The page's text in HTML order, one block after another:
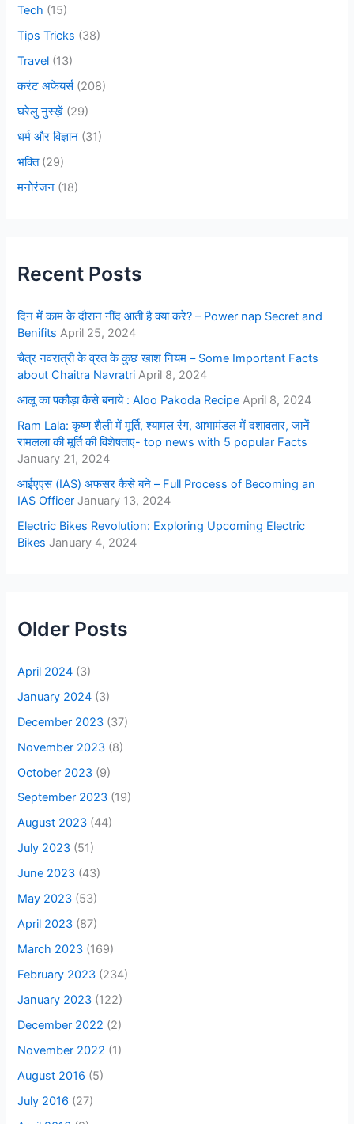
Tech (15)
Tips Tricks (38)
Travel (13)
करंट अफेयर्स(208)
घरेलु नुस्ख़ें (29)
धर्म और विज्ञान (31)
भक्ति(29)
मनोरंजन (18)
Recent Posts
दिन में काम के दौरान नींद आती है क्या करे? – Power nap Secret and
Benifits April 25, 2024
चैत्र नवरात्री के व्रत के कुछ खाश नियम – Some Important Facts
about Chaitra Navratri April 8, 2024
आलू का पकौड़ा कैसे बनाये : Aloo Pakoda Recipe April 8, 2024
Ram Lala: कृष्ण शैली में मूर्ति, श्यामल रंग, आभामंडल में दशावतार, जानें
रामलला की मूर्ति की विशेषताएं- top news with 5 popular Facts
January 21, 2024
आईएएस (IAS) अफसर कैसे बने – Full Process of Becoming an
IAS Officer January 13, 2024
Electric Bikes Revolution: Exploring Upcoming Electric
Bikes January 4, 2024
Older Posts
April 2024 (3)
January 2024 (3)
December 2023 (37)
November 2023 (8)
October 2023 (9)
September 2023 (19)
August 2023 (44)
July 2023 (51)
June 2023 (43)
May 2023 (53)
April 2023 (87)
March 2023 (169)
February 2023 (234)
January 2023 (122)
December 2022 (2)
November 2022 (1)
August 2016 (5)
July 2016 (27)